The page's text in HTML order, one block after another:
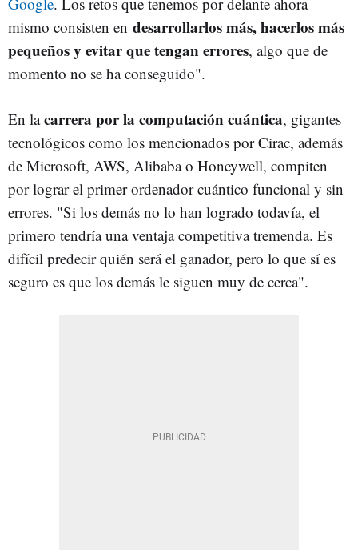
mismo consisten en desarrollarlos más, hacerlos más
pequeños y evitar que tengan errores, algo que de
momento no se ha conseguido".
En lacarrera por la computación cuántica, gigantes
tecnológicos como los mencionados por Cirac, además
de Microsoft, AWS, Alibaba o Honeywell, compiten
por lograr el primer ordenador cuántico funcional y sin
errores. "Si los demás no lo han logrado todavía, el
primero tendría una ventaja competitiva tremenda. Es
difícil predecir quién será el ganador, pero lo que sí es
seguro es que los demás le siguen muy de cerca".